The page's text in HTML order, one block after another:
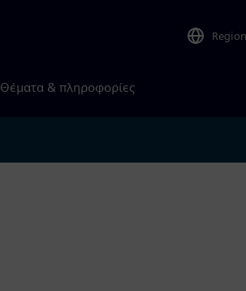
Region
Θέματα & πληροφορίες